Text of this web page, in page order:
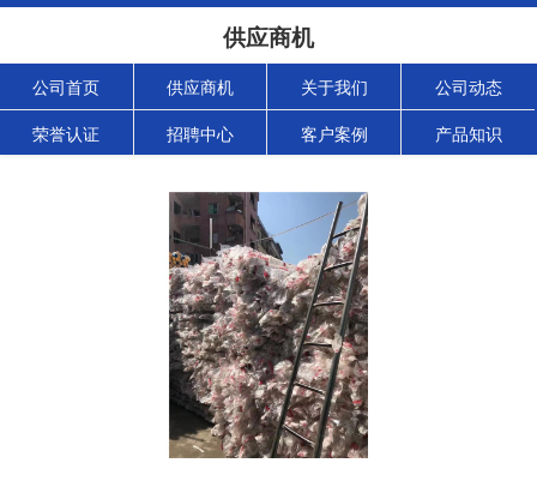
供应商机
公司首页 供应商机 关于我们 公司动态
荣誉认证 招聘中心 客户案例 产品知识